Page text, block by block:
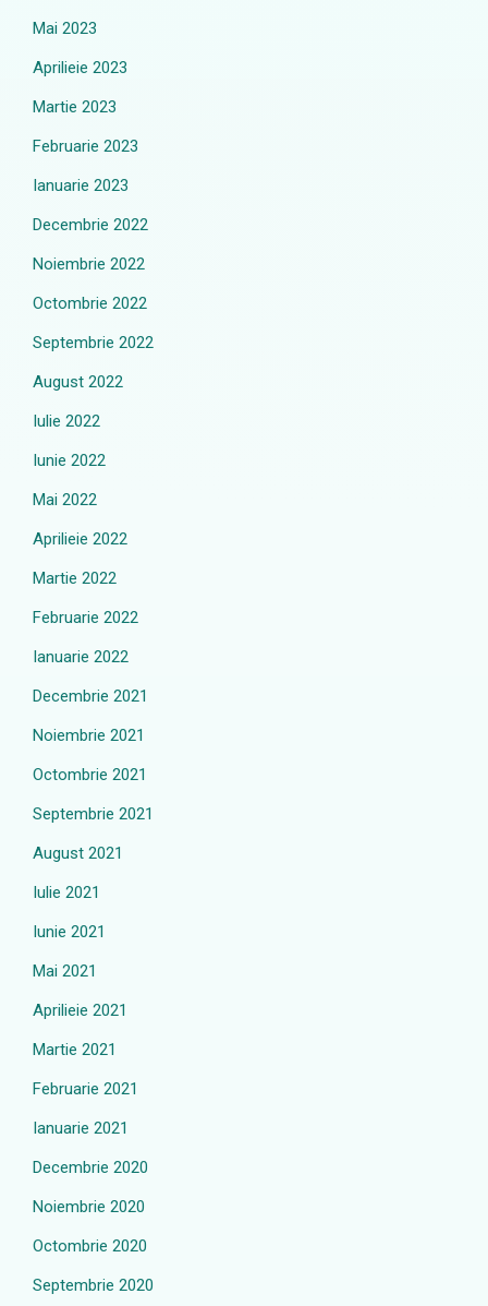
Mai 2023
Aprilieie 2023
Martie 2023
Februarie 2023
Ianuarie 2023
Decembrie 2022
Noiembrie 2022
Octombrie 2022
Septembrie 2022
August 2022
Iulie 2022
Iunie 2022
Mai 2022
Aprilieie 2022
Martie 2022
Februarie 2022
Ianuarie 2022
Decembrie 2021
Noiembrie 2021
Octombrie 2021
Septembrie 2021
August 2021
Iulie 2021
Iunie 2021
Mai 2021
Aprilieie 2021
Martie 2021
Februarie 2021
Ianuarie 2021
Decembrie 2020
Noiembrie 2020
Octombrie 2020
Septembrie 2020